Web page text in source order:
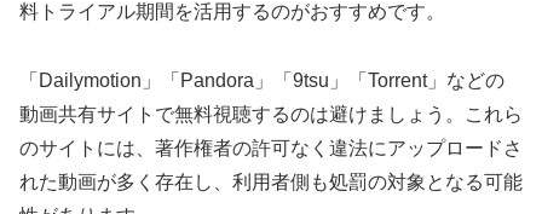
料トライアル期間を活用するのがおすすめです。
「Dailymotion」「Pandora」「9tsu」「Torrent」などの
動画共有サイトで無料視聴するのは避けましょう。これら
のサイトには、著作権者の許可なく違法にアップロードさ
れた動画が多く存在し、利用者側も処罰の対象となる可能